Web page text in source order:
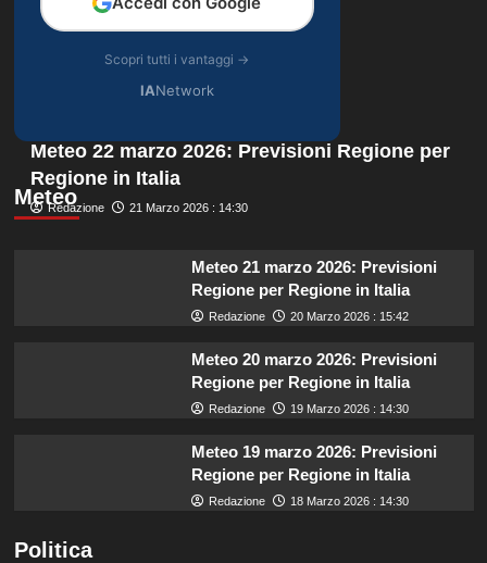
Scopri tutti i vantaggi →
IANetwork
Meteo
Meteo 22 marzo 2026: Previsioni Regione per
Regione in Italia
Redazione 21 Marzo 2026 : 14:30
Meteo 21 marzo 2026: Previsioni
Regione per Regione in Italia
Redazione 20 Marzo 2026 : 15:42
Meteo 20 marzo 2026: Previsioni
Regione per Regione in Italia
Redazione 19 Marzo 2026 : 14:30
Meteo 19 marzo 2026: Previsioni
Regione per Regione in Italia
Redazione 18 Marzo 2026 : 14:30
Politica